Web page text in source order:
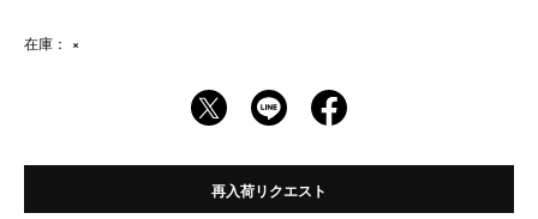
在庫： ×
再入荷リクエスト